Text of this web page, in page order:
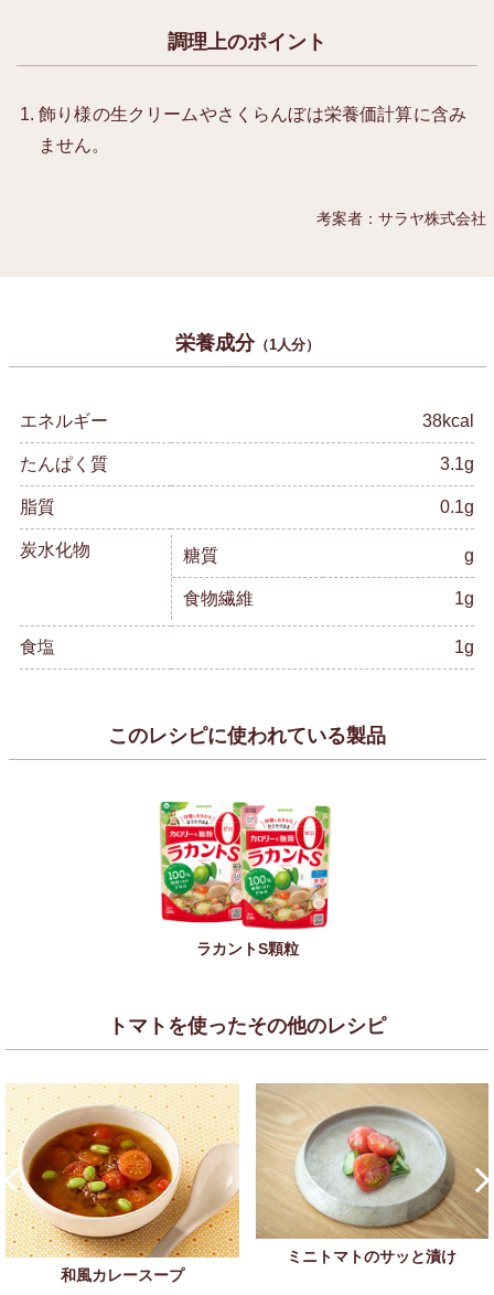
調理上のポイント
飾り様の生クリームやさくらんぼは栄養価計算に含み
ません。
考案者：サラヤ株式会社
栄養成分（1人分）
エネルギー 38kcal
たんぱく質 3.1g
脂質 0.1g
炭水化物 糖質 g
食物繊維 1g
食塩 1g
このレシピに使われている製品
ラカントS顆粒
トマトを使ったその他のレシピ
和風カレースープ
ミニトマトのサッと漬け